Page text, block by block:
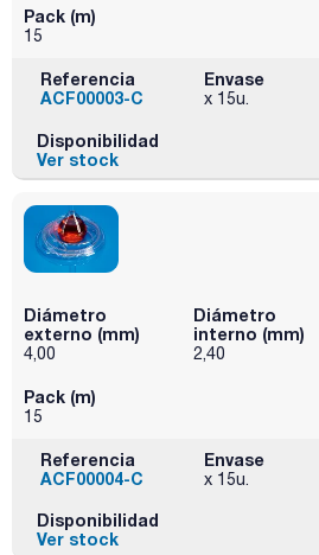
Pack (m)
15
Referencia
ACF00003-C
Envase
x 15u.
Disponibilidad
Ver stock
Diámetro
externo (mm)
4,00
Diámetro
interno (mm)
2,40
Pack (m)
15
Referencia
ACF00004-C
Envase
x 15u.
Disponibilidad
Ver stock